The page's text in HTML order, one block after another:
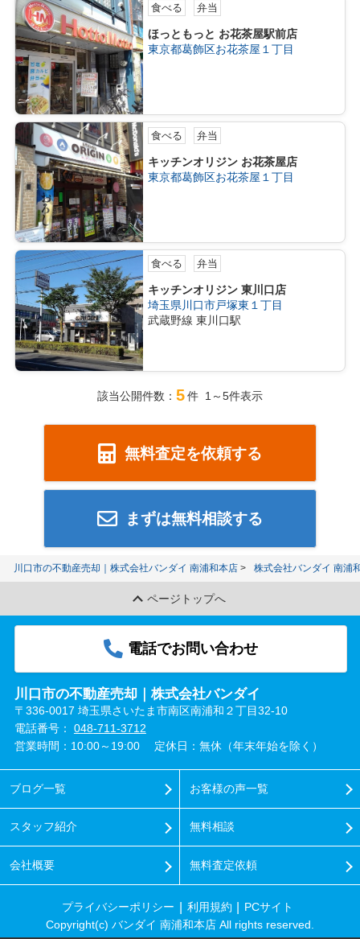
食べる 弁当
ほっともっと お花茶屋駅前店
東京都葛飾区お花茶屋１丁目
食べる 弁当
キッチンオリジン お花茶屋店
東京都葛飾区お花茶屋１丁目
食べる 弁当
キッチンオリジン 東川口店
埼玉県川口市戸塚東１丁目
武蔵野線 東川口駅
該当公開件数： 5件 1～5件表示
無料査定を依頼する
まずは無料相談する
川口市の不動産売却｜株式会社バンダイ 南浦和本店 株式会社バンダイ 南浦
ページトップへ
電話でお問い合わせ
川口市の不動産売却｜株式会社バンダイ
〒336-0017 埼玉県さいたま市南区南浦和２丁目32-10
電話番号： 048-711-3712
営業時間：10:00～19:00
定休日：無休（年末年始を除く）
ブログ一覧
スタッフ紹介
会社概要
お客様の声一覧
無料相談
無料査定依頼
プライバシーポリシー 利用規約
PCサイト
Copyright(c) バンダイ 南浦和本店 All rights reserved.